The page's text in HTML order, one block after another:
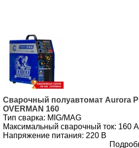
Сварочный полуавтомат Aurora
OVERMAN 160
Тип сварка: MIG/MAG
Максимальный сварочный ток: 160 А
Напряжение питания: 220 В